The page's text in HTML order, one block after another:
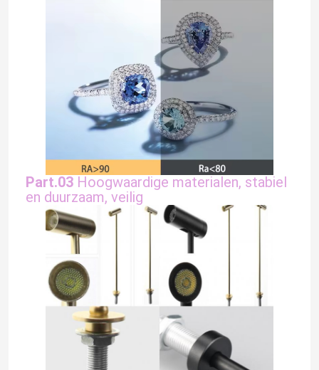
geleid lineair het hangen licht
Het Acrylcomité van LGP
LEIDENE Ondergrondse Lamp
LEIDENE Modulevoeding
LEIDENE Sensortoebehoren
LED-neonstrooklamp buiten
Part.03 Hoogwaardige materialen, stabiel
en duurzaam, veilig